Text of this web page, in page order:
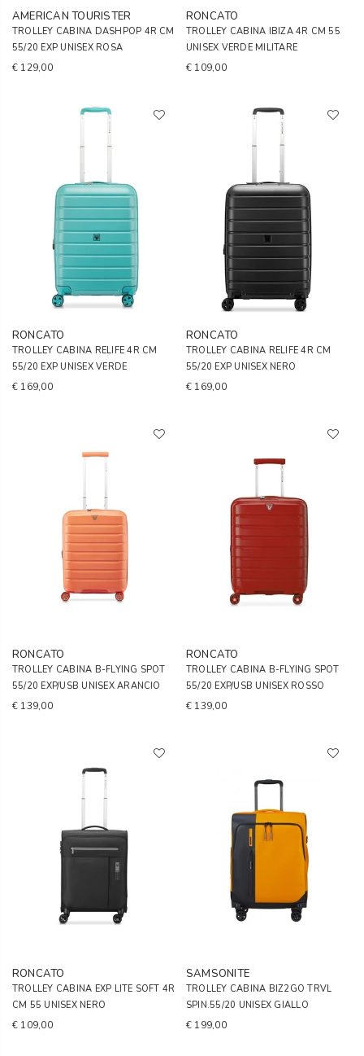
AMERICAN TOURISTER
TROLLEY CABINA DASHPOP 4R CM
55/20 EXP UNISEX ROSA
€ 129,00
RONCATO
TROLLEY CABINA IBIZA 4R CM 55
UNISEX VERDE MILITARE
€ 109,00
RONCATO
TROLLEY CABINA RELIFE 4R CM
55/20 EXP UNISEX VERDE
€ 169,00
RONCATO
TROLLEY CABINA RELIFE 4R CM
55/20 EXP UNISEX NERO
€ 169,00
RONCATO
TROLLEY CABINA B-FLYING SPOT
55/20 EXP/USB UNISEX ARANCIO
€ 139,00
RONCATO
TROLLEY CABINA B-FLYING SPOT
55/20 EXP/USB UNISEX ROSSO
€ 139,00
RONCATO
TROLLEY CABINA EXP LITE SOFT 4R
CM 55 UNISEX NERO
€ 109,00
SAMSONITE
TROLLEY CABINA BIZ2GO TRVL
SPIN.55/20 UNISEX GIALLO
€ 199,00